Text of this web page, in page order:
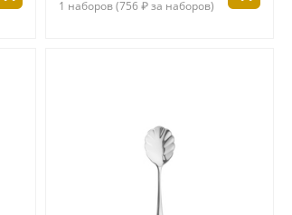
1 наборов (756₽за наборов)